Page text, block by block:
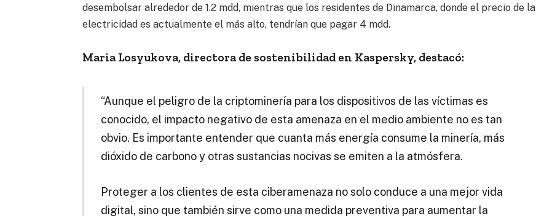
desembolsar alrededor de 1.2 mdd, mientras que los residentes de Dinamarca, donde el precio de la
electricidad es actualmente el más alto, tendrían que pagar 4 mdd.
Maria Losyukova, directora de sostenibilidad en Kaspersky, destacó:
“Aunque el peligro de la criptominería para los dispositivos de las víctimas es
conocido, el impacto negativo de esta amenaza en el medio ambiente no es tan
obvio. Es importante entender que cuanta más energía consume la minería, más
dióxido de carbono y otras sustancias nocivas se emiten a la atmósfera.
Proteger a los clientes de esta ciberamenaza no solo conduce a una mejor vida
digital, sino que también sirve como una medida preventiva para aumentar la